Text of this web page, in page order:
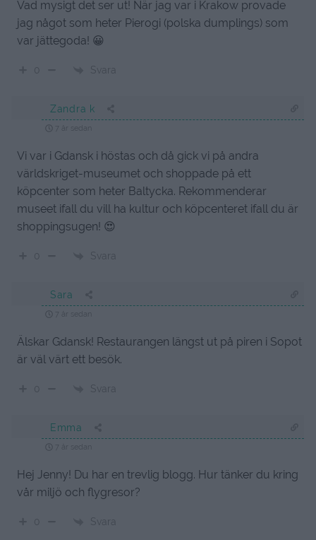
Vad mysigt det ser ut! När jag var i Krakow provade
jag något som heter Pierogi (polska dumplings) som
var jättegoda! 😀
Svara
Zandra k
Vi var i Gdansk i höstas och då gick vi på andra
världskriget-museumet och shoppade på ett
köpcenter som heter Baltycka. Rekommenderar
museet ifall du vill ha kultur och köpcenteret ifall du är
shoppingsugen! 😍
Svara
Sara
Älskar Gdansk! Restaurangen längst ut på piren i Sopot
är väl värt ett besök.
Svara
Emma
Hej Jenny! Du har en trevlig blogg. Hur tänker du kring
vår miljö och flygresor?
Svara